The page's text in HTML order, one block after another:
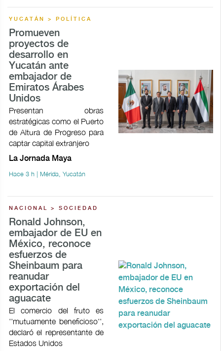
YUCATÁN > POLÍTICA
Promueven
proyectos de
desarrollo en
Yucatán ante
embajador de
Emiratos Árabes
Unidos
Presentan obras
estratégicas como el Puerto
de Altura de Progreso para
captar capital extranjero
La Jornada Maya
Hace 3 h | Mérida, Yucatán
NACIONAL > SOCIEDAD
Ronald Johnson,
embajador de EU en
México, reconoce
esfuerzos de
Sheinbaum para
reanudar
exportación del
aguacate
El comercio del fruto es
''mutuamente beneficioso'',
declaró el representante de
Estados Unidos